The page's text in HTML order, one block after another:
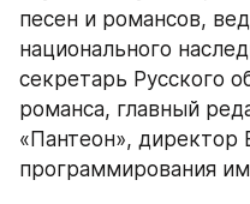
песен и романсов,
национального
секретарь Русского
романса, главный
«Пантеон», директор
программирования